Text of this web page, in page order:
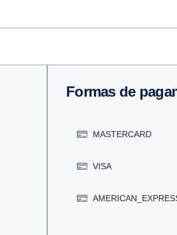
Formas de
MASTERCARD
VISA